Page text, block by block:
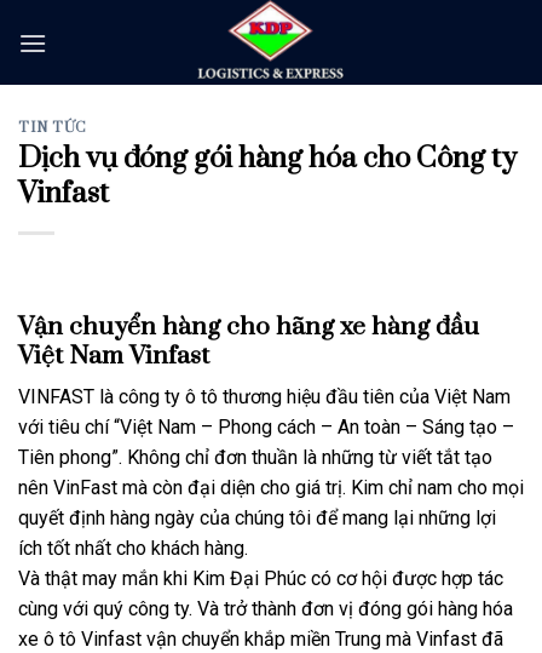
TIN TỨC
Dịch vụ đóng gói hàng hóa cho Công ty
Vinfast
Vận chuyển hàng cho hãng xe hàng đầu
Việt Nam Vinfast
VINFAST là công ty ô tô thương hiệu đầu tiên của Việt Nam
với tiêu chí “Việt Nam – Phong cách – An toàn – Sáng tạo –
Tiên phong”. Không chỉ đơn thuần là những từ viết tắt tạo
nên VinFast mà còn đại diện cho giá trị. Kim chỉ nam cho mọi
quyết định hàng ngày của chúng tôi để mang lại những lợi
ích tốt nhất cho khách hàng.
Và thật may mắn khi Kim Đại Phúc có cơ hội được hợp tác
cùng với quý công ty. Và trở thành đơn vị đóng gói hàng hóa
xe ô tô Vinfast vận chuyển khắp miền Trung mà Vinfast đã